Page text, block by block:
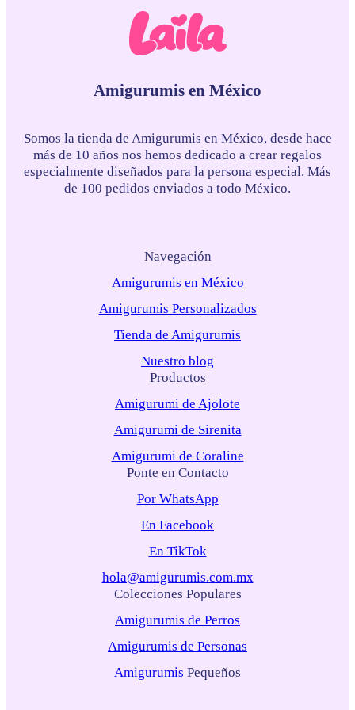
Amigurumis en México
Somos la tienda de Amigurumis en México, desde hace
más de 10 años nos hemos dedicado a crear regalos
especialmente diseñados para la persona especial. Más
de 100 pedidos enviados a todo México.
Navegación
Amigurumis en México
Amigurumis Personalizados
Tienda de Amigurumis
Nuestro blog
Productos
Amigurumi de Ajolote
Amigurumi de Sirenita
Amigurumi de Coraline
Ponte en Contacto
Por WhatsApp
En Facebook
En TikTok
hola@amigurumis.com.mx
Colecciones Populares
Amigurumis de Perros
Amigurumis de Personas
Amigurumis Pequeños